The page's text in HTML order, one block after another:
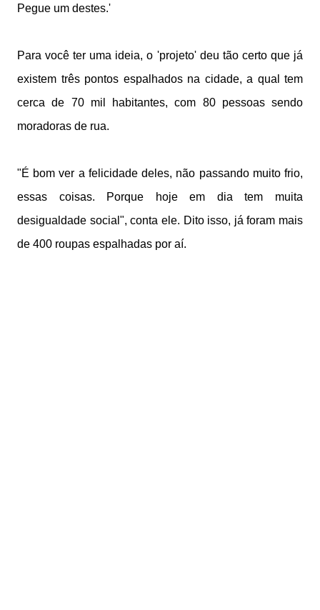
Pegue um destes.'
Para você ter uma ideia, o 'projeto' deu tão certo que já
existem três pontos espalhados na cidade, a qual tem
cerca de 70 mil habitantes, com 80 pessoas sendo
moradoras de rua.
"É bom ver a felicidade deles, não passando muito frio,
essas coisas. Porque hoje em dia tem muita
desigualdade social", conta ele. Dito isso, já foram mais
de 400 roupas espalhadas por aí.